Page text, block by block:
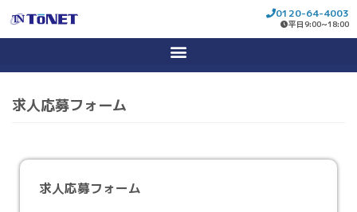
コ
ン
ス
0120-64-4003
平日9:00~18:00
求人応募フォーム
求人応募フォーム